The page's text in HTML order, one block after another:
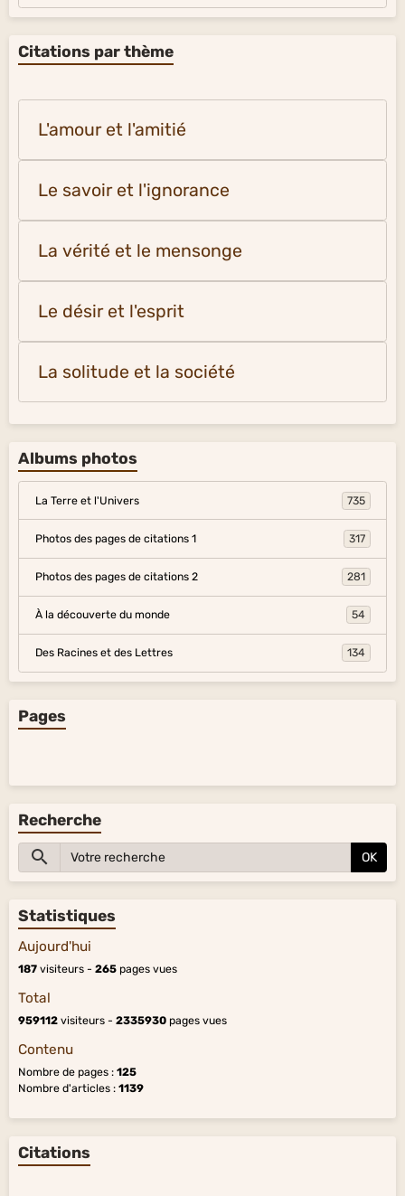
Citations par thème
L'amour et l'amitié
Le savoir et l'ignorance
La vérité et le mensonge
Le désir et l'esprit
La solitude et la société
Albums photos
La Terre et l'Univers 735
Photos des pages de citations 1 317
Photos des pages de citations 2 281
À la découverte du monde 54
Des Racines et des Lettres 134
Pages
Recherche
OK
Statistiques
Aujourd'hui
187 visiteurs - 265 pages vues
Total
959112 visiteurs - 2335930 pages vues
Contenu
Nombre de pages : 125
Nombre d'articles : 1139
Citations